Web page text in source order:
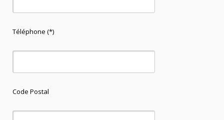
Téléphone (*)
Code Postal